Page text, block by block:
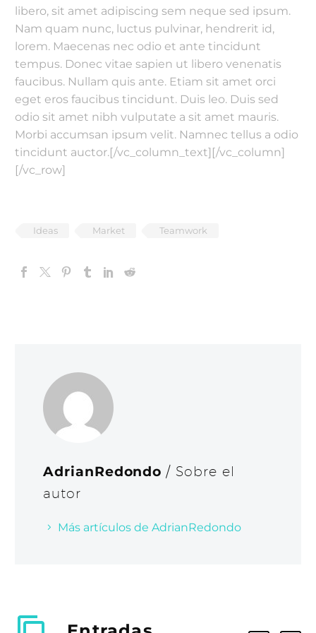
libero, sit amet adipiscing sem neque sed ipsum.
Nam quam nunc, luctus pulvinar, hendrerit id,
lorem. Maecenas nec odio et ante tincidunt
tempus. Donec vitae sapien ut libero venenatis
faucibus. Nullam quis ante. Etiam sit amet orci
eget eros faucibus tincidunt. Duis leo. Duis sed
odio sit amet nibh vulputate a sit amet mauris.
Morbi accumsan ipsum velit. Namnec tellus a odio
tincidunt auctor.[/vc_column_text][/vc_column]
[/vc_row]
Ideas Market Teamwork
AdrianRedondo / Sobre el
autor
Más artículos de AdrianRedondo